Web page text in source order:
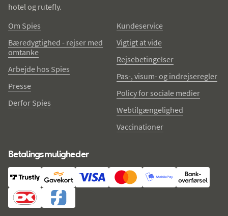
hotel og rutefly.
Om Spies
Bæredygtighed - rejser med
omtanke
Arbejde hos Spies
Presse
Derfor Spies
Kundeservice
Vigtigt at vide
Rejsebetingelser
Pas-, visum- og indrejseregler
Policy for sociale medier
Webtilgængelighed
Vaccinationer
Betalingsmuligheder